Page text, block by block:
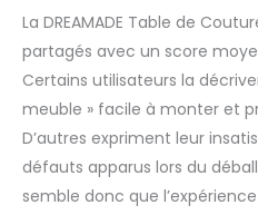
ce
et
à
qui
La DREAMADE Table de
partagés avec un score
Certains utilisateurs la
meuble » facile à monter et
D’autres expriment leur
défauts apparus lors du
semble donc que